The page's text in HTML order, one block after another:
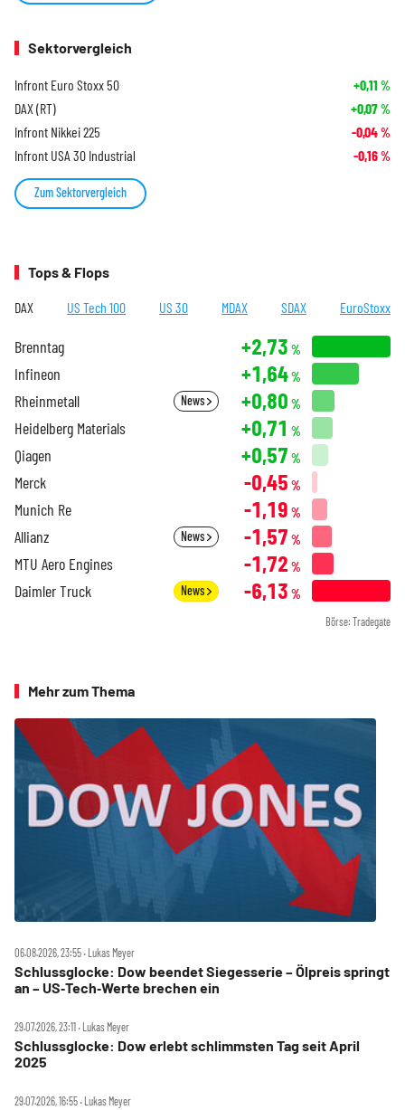
Sektorvergleich
Infront Euro Stoxx 50 +0,11 %
DAX (RT) +0,07%
Infront Nikkei 225 -0,04%
Infront USA 30 Industrial -0,16%
Zum Sektorvergleich
Tops & Flops
DAX US Tech 100 US 30 MDAX SDAX EuroStoxx
Brenntag +2,73 %
Infineon +1,64%
Rheinmetall News +0,80 %
Heidelberg Materials +0,71 %
Qiagen +0,57 %
Merck -0,45 %
Munich Re -1,19 %
Allianz News -1,57 %
MTU Aero Engines -1,72 %
Daimler Truck News -6,13 %
Börse: Tradegate
Mehr zum Thema
06.08.2026, 23:55 ‧ Lukas Meyer
Schlussglocke: Dow beendet Siegesserie – Ölpreis springt
an – US‑Tech‑Werte brechen ein
29.07.2026, 23:11 ‧ Lukas Meyer
Schlussglocke: Dow erlebt schlimmsten Tag seit April
2025
29.07.2026, 16:55 ‧ Lukas Meyer